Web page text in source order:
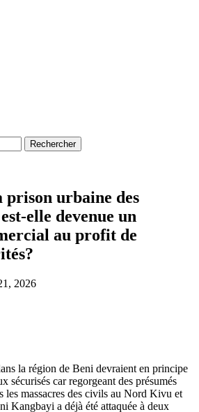
urbaine des
elle devenue un
au profit de
2026
la région de Beni devraient en principe
sécurisés car regorgeant des présumés
les massacres des civils au Nord Kivu et
Kangbayi a déjà été attaquée à deux